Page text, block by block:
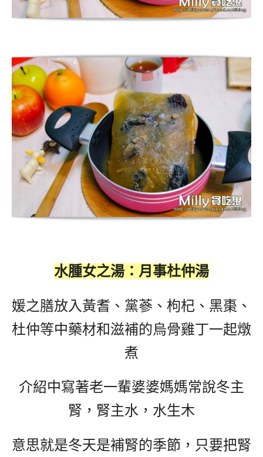
水腫女之湯：月事杜仲湯
媛之膳放入黃耆、黨蔘、枸杞、黑棗、
杜仲等中藥材和滋補的烏骨雞丁一起燉
煮
介紹中寫著老一輩婆婆媽媽常說冬主
腎，腎主水，水生木
意思就是冬天是補腎的季節，只要把腎